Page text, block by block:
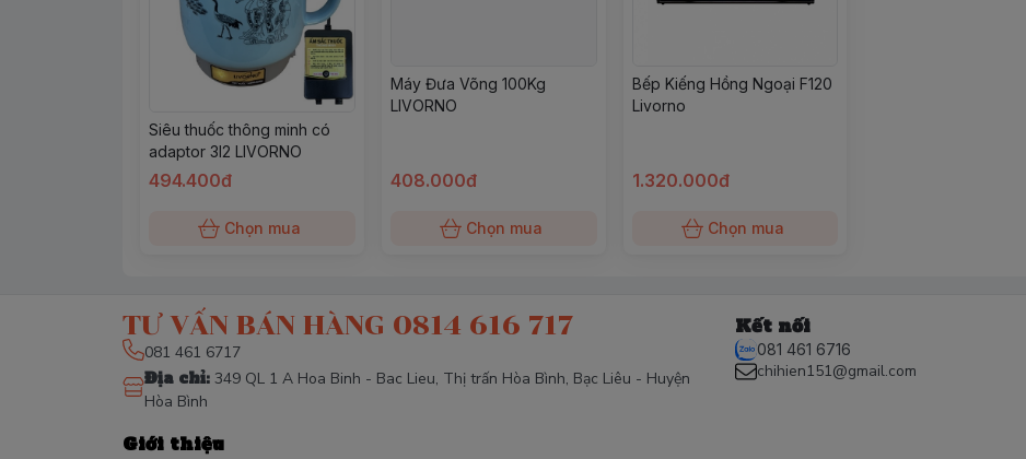
Siêu thuốc thông minh có
adaptor 3l2 LIVORNO
494.400đ
Chọn mua
Máy Đưa Võng 100Kg
LIVORNO
408.000đ
Chọn mua
Bếp Kiếng Hồng Ngoại F120
Livorno
1.320.000đ
Chọn mua
TƯ VẤN BÁN HÀNG 0814 616 717
081 461 6717
Địa chỉ: 349 QL 1 A Hoa Binh - Bac Lieu, Thị trấn Hòa Bình, Bạc Liêu - Huyện
Hòa Bình
Kết nối
081 461 6716
chihien151@gmail.com
Giới thiệu